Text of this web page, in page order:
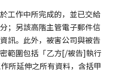
工作中所完成的，並已交給
；另該高階主管電子郵件信
訊。此外，被害公司與被告
範圍包括「乙方[/被告]執行
所延伸之所有資料，含括甲